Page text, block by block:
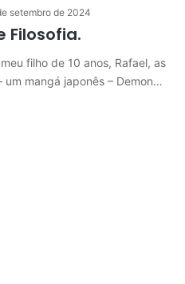
setembro de 2024
Filosofia.
filho de 10 anos, Rafael, as
um mangá japonês – Demon…